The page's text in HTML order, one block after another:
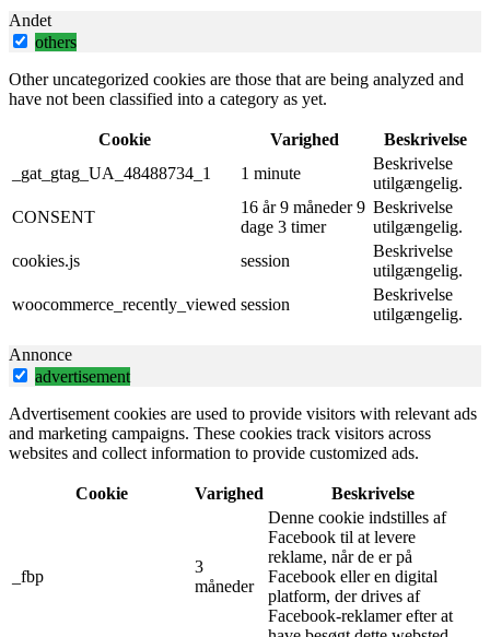
Andet
others
Other uncategorized cookies are those that are being analyzed and
have not been classified into a category as yet.
Cookie Varighed
Beskrivelse
_gat_gtag_UA_48488734_1
1 minute
Beskrivelse
utilgængelig.
CONSENT
16 år 9 måneder 9
dage 3 timer
Beskrivelse
utilgængelig.
cookies.js
session
Beskrivelse
utilgængelig.
woocommerce_recently_viewed session
Beskrivelse
utilgængelig.
Annonce
advertisement
Advertisement cookies are used to provide visitors with relevant ads
and marketing campaigns. These cookies track visitors across
websites and collect information to provide customized ads.
Cookie Varighed Beskrivelse
_fbp
3
måneder
Denne cookie indstilles af
Facebook til at levere
reklame, når de er på
Facebook eller en digital
platform, der drives af
Facebook-reklamer efter at